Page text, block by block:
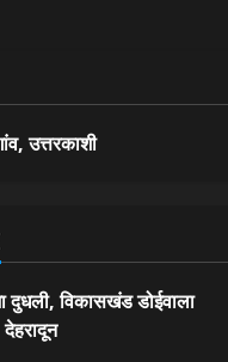
उत्तरकाशी
दुधली, विकासखंड डोईवाला